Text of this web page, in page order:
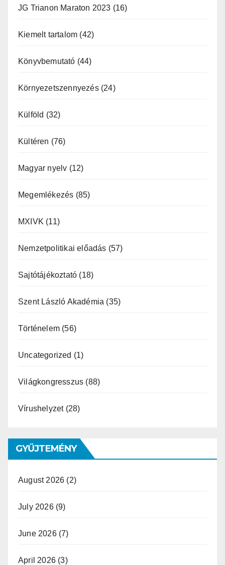
JG Trianon Maraton 2023 (16)
Kiemelt tartalom (42)
Könyvbemutató (44)
Környezetszennyezés(24)
Külföld (32)
Kültéren (76)
Magyar nyelv (12)
Megemlékezés (85)
MXIVK (11)
Nemzetpolitikai előadás (57)
Sajtótájékoztató (18)
Szent László Akadémia (35)
Történelem (56)
Uncategorized (1)
Világkongresszus (88)
Vírushelyzet(28)
GYŰJTEMÉNY
August 2026 (2)
July 2026(9)
June 2026(7)
April 2026 (3)